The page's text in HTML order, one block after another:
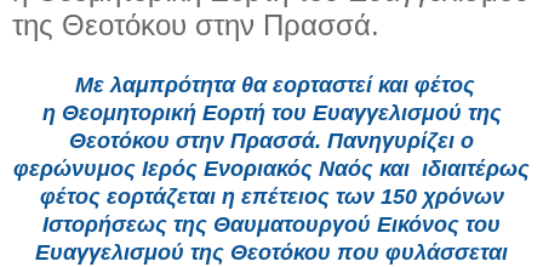
της Θεοτόκου στην Πρασσά.
Με λαμπρότητα θα εορταστεί και φέτος
η Θεομητορική Εορτή του Ευαγγελισμού της
Θεοτόκου στην Πρασσά. Πανηγυρίζει ο
φερώνυμος Ιερός Ενοριακός Ναός και ιδιαιτέρως
φέτος εορτάζεται η επέτειος των 150 χρόνων
Ιστορήσεως της Θαυματουργού Εικόνος του
Ευαγγελισμού της Θεοτόκου που φυλάσσεται